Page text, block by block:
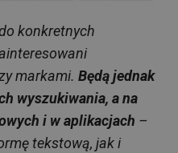
konkretnych
markami. Będą jednak
wyszukiwania, a na
i w aplikacjach –
tekstową, jak i